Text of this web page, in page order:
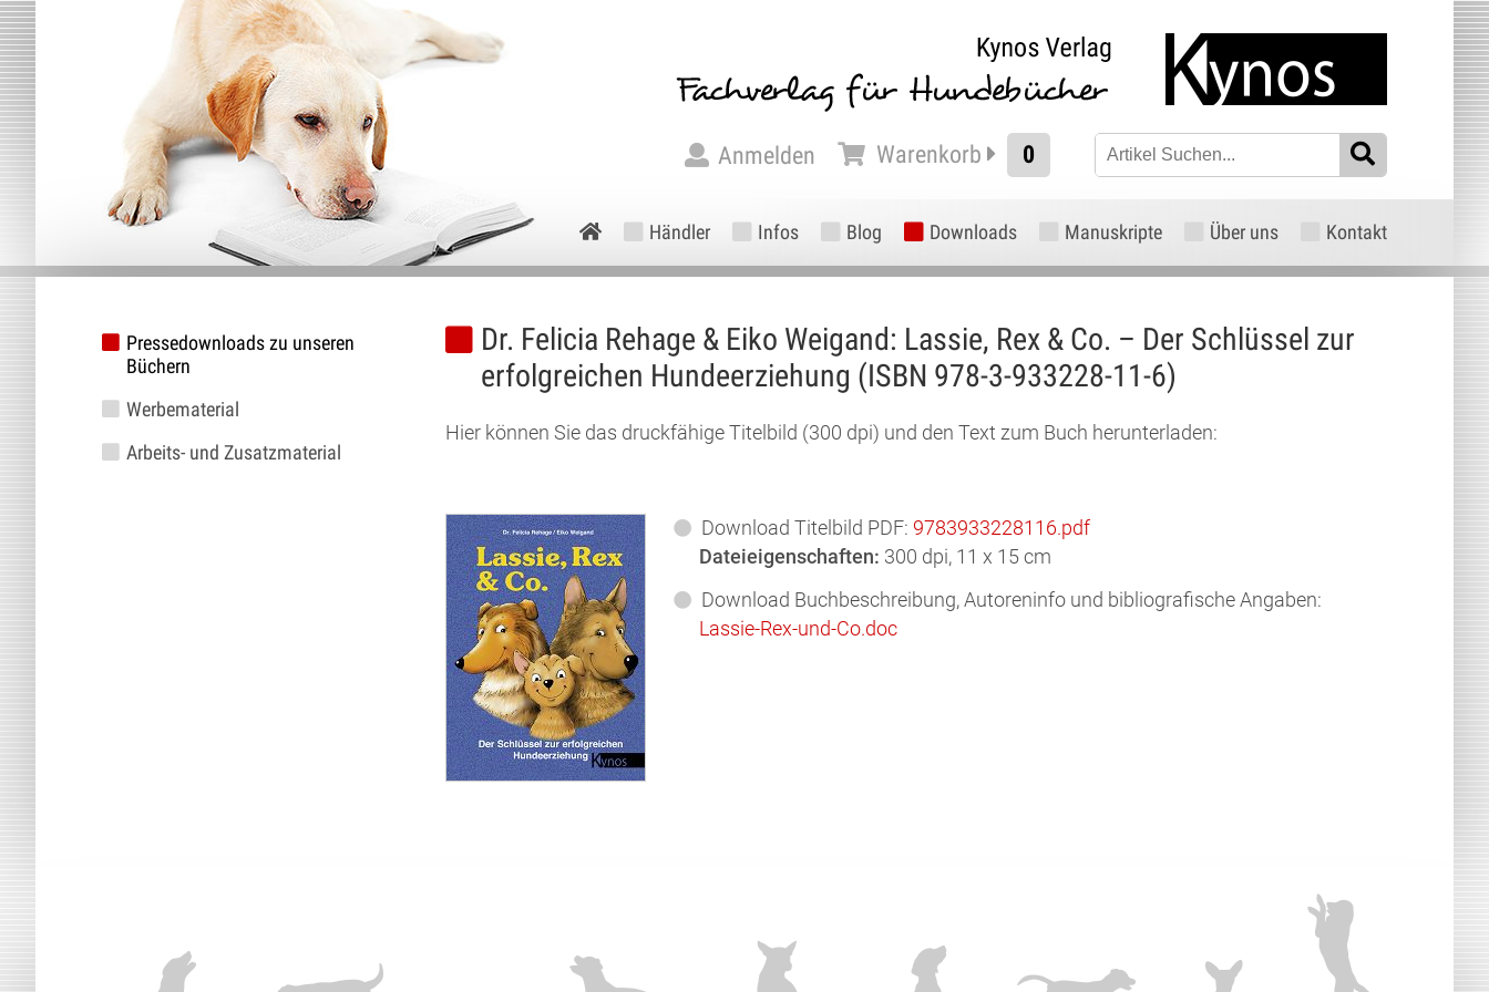
Pressedownloads zu unseren
Büchern
Werbematerial
Arbeits- und Zusatzmaterial
Dr. Felicia Rehage & Eiko Weigand: Lassie, Rex & Co. – Der Schlüssel zur
erfolgreichen Hundeerziehung (ISBN 978-3-933228-11-6)
Hier können Sie das druckfähige Titelbild (300 dpi) und den Text zum Buch herunterladen:
Download Titelbild PDF: 9783933228116.pdf
Dateieigenschaften: 300 dpi, 11 x 15 cm
Download Buchbeschreibung, Autoreninfo und bibliografische Angaben:
Lassie-Rex-und-Co.doc
Anmelden Warenkorb 0
Händler Infos Blog Downloads Manuskripte Über uns Kontakt